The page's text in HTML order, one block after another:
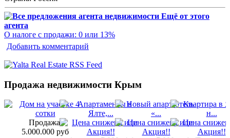
Ещё от этого
агента
О налоге с продажи: 0 или 13%
Добавить комментарий
Продажа недвижимости Крым
Продажа:
5.000.000 руб